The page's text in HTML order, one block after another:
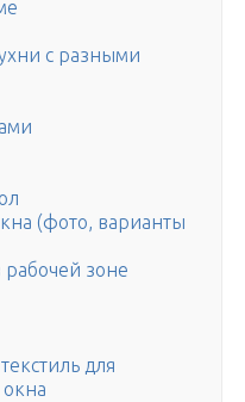
с разными
(фото, варианты
зоне
для